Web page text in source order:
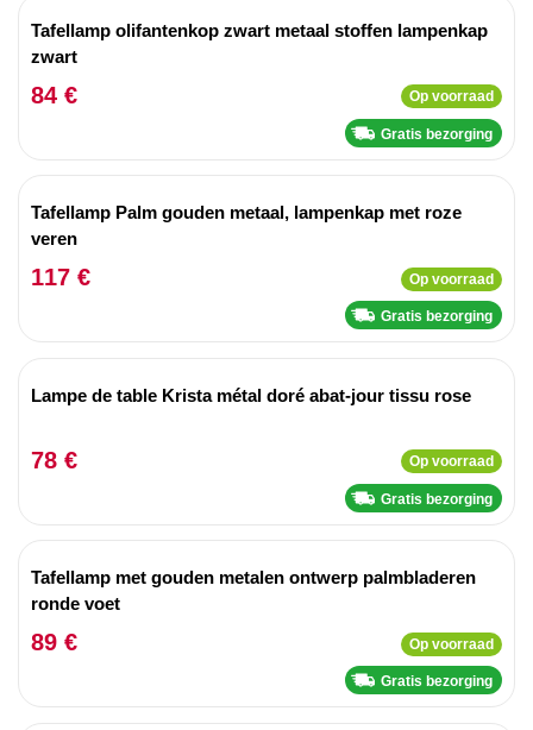
Tafellamp olifantenkop zwart metaal stoffen lampenkap
zwart
84 € Op voorraad
Gratis bezorging
Tafellamp Palm gouden metaal, lampenkap met roze
veren
117 € Op voorraad
Gratis bezorging
Lampe de table Krista métal doré abat-jour tissu rose
78 € Op voorraad
Gratis bezorging
Tafellamp met gouden metalen ontwerp palmbladeren
ronde voet
89 € Op voorraad
Gratis bezorging